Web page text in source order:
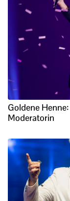
Goldene
Moderatorin